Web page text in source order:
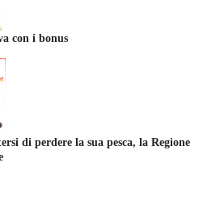
con i bonus
di perdere la sua pesca, la Regione